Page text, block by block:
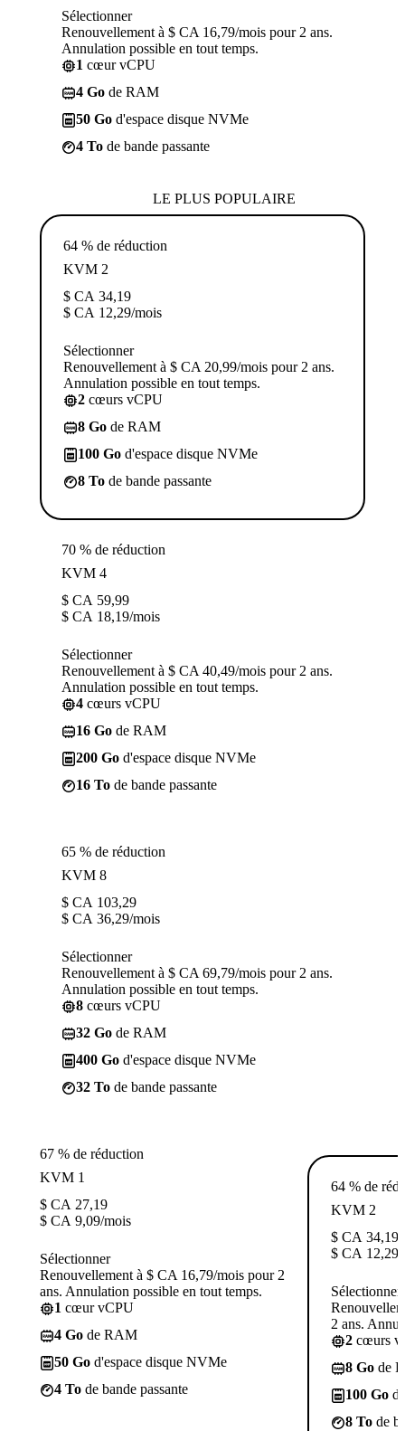
Sélectionner
Renouvellement à $ CA 16,79/mois pour 2 ans.
Annulation possible en tout temps.
1 cœur vCPU
4 Go de RAM
50 Go d'espace disque NVMe
4 To de bande passante
LE PLUS POPULAIRE
64 % de réduction
KVM 2
$ CA 34,19
$ CA 12,29/mois
Sélectionner
Renouvellement à $ CA 20,99/mois pour 2 ans.
Annulation possible en tout temps.
2 cœurs vCPU
8 Go de RAM
100 Go d'espace disque NVMe
8 To de bande passante
70 % de réduction
KVM 4
$ CA 59,99
$ CA 18,19/mois
Sélectionner
Renouvellement à $ CA 40,49/mois pour 2 ans.
Annulation possible en tout temps.
4 cœurs vCPU
16 Go de RAM
200 Go d'espace disque NVMe
16 To de bande passante
65 % de réduction
KVM 8
$ CA 103,29
$ CA 36,29/mois
Sélectionner
Renouvellement à $ CA 69,79/mois pour 2 ans.
Annulation possible en tout temps.
8 cœurs vCPU
32 Go de RAM
400 Go d'espace disque NVMe
32 To de bande passante
67 % de réduction
KVM 1
$ CA 27,19
$ CA 9,09/mois
Sélectionner
Renouvellement à $ CA 16,79/mois pour 2
ans. Annulation possible en tout temps.
1 cœur vCPU
4 Go de RAM
50 Go d'espace disque NVMe
4 To de bande passante
64 % de
KVM 2
$ CA 34,19
$ CA 12,29
Sélectionner
2 ans.
2 cœurs
8 Go de
100 Go
8 To de